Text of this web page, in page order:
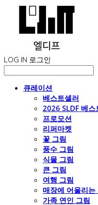
LOG IN 로그인
큐레이션
베스트셀러
2026 SLDF 베스
프로모션
리퍼마켓
꽃 그림
풍수 그림
식물 그림
큰 그림
여행 그림
매장에 어울리는
가족 연인 그림